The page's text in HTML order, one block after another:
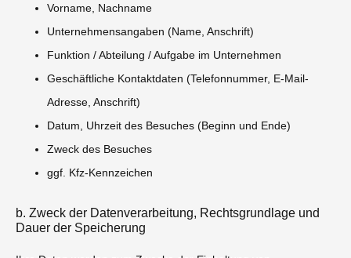
Vorname, Nachname
Unternehmensangaben (Name, Anschrift)
Funktion / Abteilung / Aufgabe im Unternehmen
Geschäftliche Kontaktdaten (Telefonnummer, E-Mail-
Adresse, Anschrift)
Datum, Uhrzeit des Besuches (Beginn und Ende)
Zweck des Besuches
ggf. Kfz-Kennzeichen
b. Zweck der Datenverarbeitung, Rechtsgrundlage und
Dauer der Speicherung